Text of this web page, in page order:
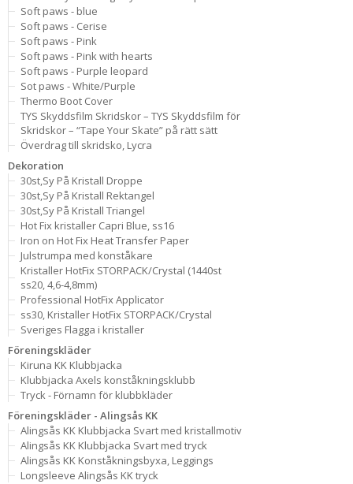
Soft paws - blue
Soft paws - Cerise
Soft paws - Pink
Soft paws - Pink with hearts
Soft paws - Purple leopard
Sot paws - White/Purple
Thermo Boot Cover
TYS Skyddsfilm Skridskor – TYS Skyddsfilm för
Skridskor – “Tape Your Skate” på rätt sätt
Överdrag till skridsko, Lycra
Dekoration
30st,Sy På Kristall Droppe
30st,Sy På Kristall Rektangel
30st,Sy På Kristall Triangel
Hot Fix kristaller Capri Blue, ss16
Iron on Hot Fix Heat Transfer Paper
Julstrumpa med konståkare
Kristaller HotFix STORPACK/Crystal (1440st
ss20, 4,6-4,8mm)
Professional HotFix Applicator
ss30, Kristaller HotFix STORPACK/Crystal
Sveriges Flagga i kristaller
Föreningskläder
Kiruna KK Klubbjacka
Klubbjacka Axels konståkningsklubb
Tryck - Förnamn för klubbkläder
Föreningskläder - Alingsås KK
Alingsås KK Klubbjacka Svart med kristallmotiv
Alingsås KK Klubbjacka Svart med tryck
Alingsås KK Konståkningsbyxa, Leggings
Longsleeve Alingsås KK tryck